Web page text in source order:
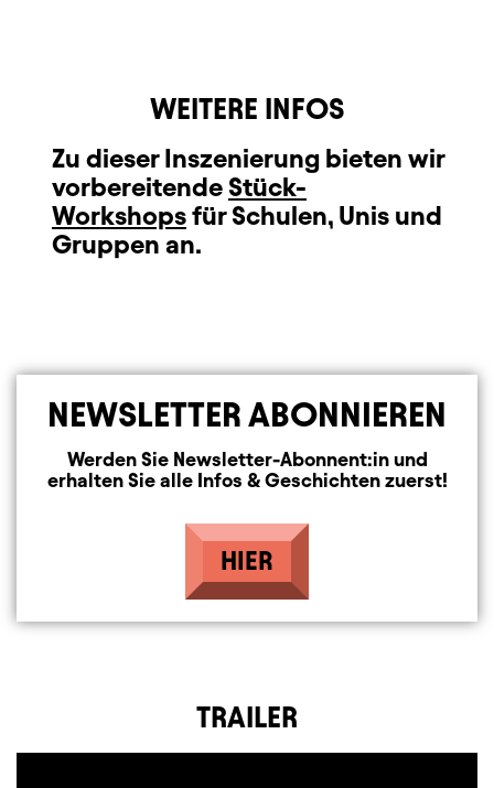
WEITERE INFOS
Zu dieser Inszenierung bieten wir
vorbereitende Stück-
Workshopsfür Schulen, Unis und
Gruppen an.
NEWSLETTER ABONNIEREN
Werden Sie Newsletter-Abonnent:in und
erhalten Sie alle Infos & Geschichten zuerst!
HIER
TRAILER